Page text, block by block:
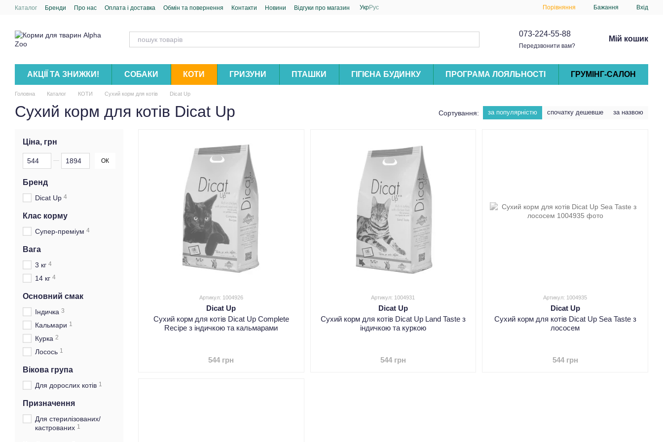
Перейти до основного контенту
Каталог Бренди Про нас Оплата і доставка Обмін та повернення Контакти Новини Відгуки про магазин УкрРус Порівняння Бажання Вхід
073-224-55-88
Передзвонити вам?
Мій кошик
АКЦІЇ ТА ЗНИЖКИ! СОБАКИ КОТИ ГРИЗУНИ ПТАШКИ ГІГІЄНА БУДИНКУ ПРОГРАМА ЛОЯЛЬНОСТІ ГРУМІНГ-САЛОН
Головна Каталог КОТИ Сухий корм для котів Dicat Up
Сухий корм для котів Dicat Up Сортування: за популярністю спочатку дешевше за назвою
Артикул: 1004926
Dicat Up
Сухий корм для котів Dicat Up Complete
Recipe з індичкою та кальмарами
544 грн
Артикул: 1004931
Dicat Up
Сухий корм для котів Dicat Up Land Taste з
індичкою та куркою
544 грн
Артикул: 1004935
Dicat Up
Сухий корм для котів Dicat Up Sea Taste з
лососем
544 грн
Ціна, грн
Від Ціна, грн
До Ціна, грн ОК
Бренд
Dicat Up 4
Клас корму
Супер-преміум 4
Вага
3 кг 4
14 кг 4
Основний смак
Індичка 3
Кальмари 1
Курка 2
Лосось 1
Вікова група
Для дорослих котів 1
Призначення
Для стерилізованих/
кастрованих 1